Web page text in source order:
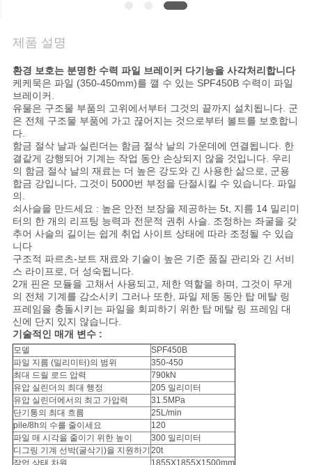
주
세
요
지
금
채
팅
하
세
요
COMPANY
NEWS
사
제품 설명
환경 보호는 분명한 수력 파일 브레이커 다기능을 사각처리합니다
케케묵은 파일 (350-450mm)를 깰 수 있는 SPF450B 수력이 파일
브레이커.
유물은 구조물 부품의 고위에서부터 그것의 끝까지 설치됩니다. 군
은 전체 구조물 부품에 가고 끊어지는 것으로부터 볼트를 보호합니
다.
함금 절삭 날과 실린더는 함금 절삭 날의 가운데에 연결됩니다. 한
결같게 강행되어 기계는 작업 동안 손상되지 않을 것입니다. 우리
의 함금 절삭 날의 재료는 더 높은 강도와 긴 사용한 삶으로, 군용
합금 강입니다, 그것이 5000번 부정을 단절시킬 수 있습니다. 파일
의.
쇠사슬을 만드세요 : 높은 안전 보장을 제공하는 5t, 지름 14 밀리미
터의 한 개의 리프팅 능력과 전문적 권취 사슬. 조정하는 좌굴을 갖
추어 사슬의 길이는 쉽게 취업 사이트 상태에 따라 조정될 수 있습
니다
구조적 파르츠-보트 재료와 기술이 높은 기준 품질 관리와 긴 서비
스 라이프로, 더 성숙됩니다.
2개 핀은 모듈을 고채서 사용되고, 제한 역할을 하며, 그것이 무게
의 전체 기계를 감소시키 그러나 또한, 파일 제동 동안 탑 메탈 링
프레임을 충돌시키는 파일을 회피하기 위한 탑 메탈 링 프레임 대
신에 단지 있지 않습니다.
기술적인 매개 변수 :
모델
SPF450B
파일 지름 (밀리미터)의 범위
350-450
최대 드릴 로드 압력
790kN
유압 실린더의 최대 행정
205 밀리미터
유압 실린더에서의 최고 가압력
31.5MPa
단기통의 최대 흐름
25L/min
pile/8h의 수를 줄이세요
120
파일 매 시각을 줄이기 위한 높이
300 밀리미터
디그링 기계 선박(굴삭기)을 지원하기 20t